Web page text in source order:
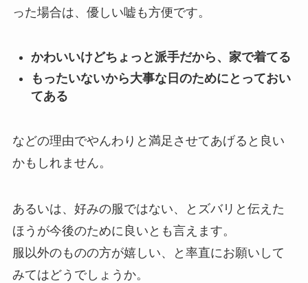
った場合は、優しい嘘も方便です。
かわいいけどちょっと派手だから、家で着てる
もったいないから大事な日のためにとっておい
てある
などの理由でやんわりと満足させてあげると良い
かもしれません。
あるいは、好みの服ではない、とズバリと伝えた
ほうが今後のために良いとも言えます。
服以外のものの方が嬉しい、と率直にお願いして
みてはどうでしょうか。